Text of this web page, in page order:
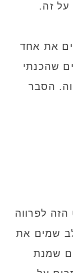
על זה.
את אחד
שהכנתי
הסבר
לפרווה
שמים את
שמנת